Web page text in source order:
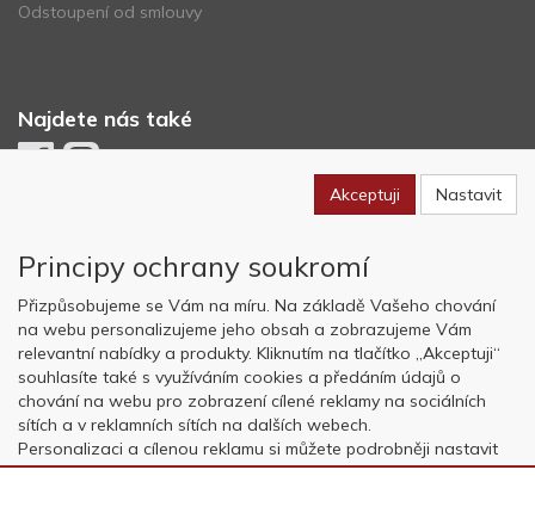
Odstoupení od smlouvy
Najdete nás také
Copyright © OK AVIATION Base, s.r.o. 2022, powered byABRA E-
shop
Akceptuji Nastavit
Principy ochrany soukromí
Přizpůsobujeme se Vám na míru. Na základě Vašeho chování
na webu personalizujeme jeho obsah a zobrazujeme Vám
relevantní nabídky a produkty. Kliknutím na tlačítko „Akceptuji“
souhlasíte také s využíváním cookies a předáním údajů o
chování na webu pro zobrazení cílené reklamy na sociálních
sítích a v reklamních sítích na dalších webech.
Personalizaci a cílenou reklamu si můžete podrobněji nastavit
nebo kdykoli vypnout po kliknutí na tlačítko „Nastavit“.